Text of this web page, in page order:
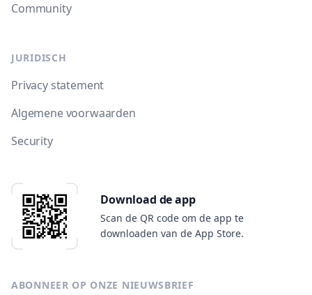
Community
JURIDISCH
Privacy statement
Algemene voorwaarden
Security
Download de app
Scan de QR code om de app te
downloaden van de App Store.
ABONNEER OP ONZE NIEUWSBRIEF